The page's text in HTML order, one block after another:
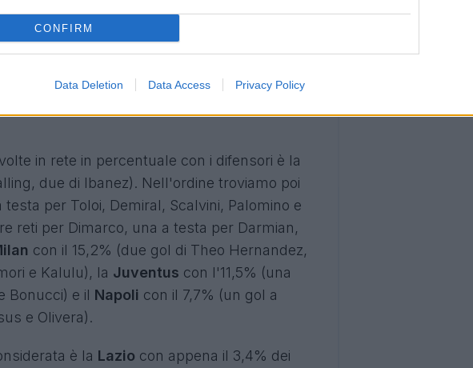
CONFIRM
Data Deletion Data Access Privacy Policy
realizzato ben il 40% delle sue reti con
uno a testa per Depaoli, Ceccherini,
posto troviamo l'Udinesecon il 28% (due
per Masina, Rodrigo Becao e Perez) e al
in rete in percentuale con i difensori è la
due di Ibanez). Nell'ordine troviamo poi
testa per Toloi, Demiral, Scalvini, Palomino e
reti per Dimarco, una a testa per Darmian,
con il 15,2% (due gol di Theo Hernandez,
e Kalulu), la Juventus con l'11,5% (una
Bonucci) e il Napoli con il 7,7% (un gol a
e Olivera).
è la Lazio con appena il 3,4% dei